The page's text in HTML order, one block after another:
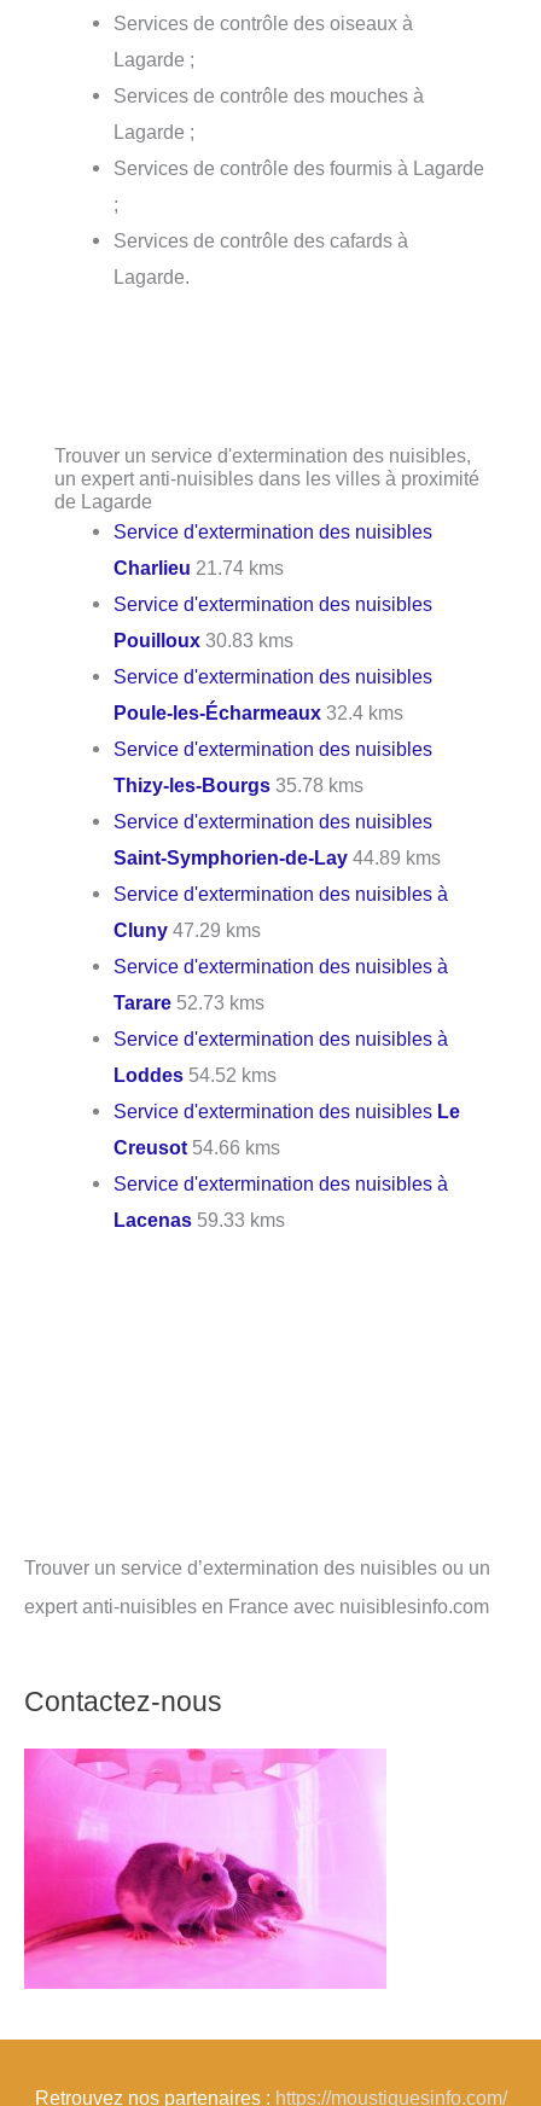
Services de contrôle des oiseaux à
Lagarde ;
Services de contrôle des mouches à
Lagarde ;
Services de contrôle des fourmis à Lagarde
;
Services de contrôle des cafards à
Lagarde.
Trouver un service d'extermination des nuisibles,
un expert anti-nuisibles dans les villes à proximité
de Lagarde
Service d'extermination des nuisibles
Charlieu 21.74 kms
Service d'extermination des nuisibles
Pouilloux 30.83 kms
Service d'extermination des nuisibles
Poule-les-Écharmeaux 32.4 kms
Service d'extermination des nuisibles
Thizy-les-Bourgs 35.78 kms
Service d'extermination des nuisibles
Saint-Symphorien-de-Lay 44.89 kms
Service d'extermination des nuisibles à
Cluny 47.29 kms
Service d'extermination des nuisibles à
Tarare 52.73 kms
Service d'extermination des nuisibles à
Loddes 54.52 kms
Service d'extermination des nuisibles Le
Creusot 54.66 kms
Service d'extermination des nuisibles à
Lacenas 59.33 kms
Trouver un service d’extermination des nuisibles ou un
expert anti-nuisibles en France avec nuisiblesinfo.com
Contactez-nous
Retrouvez nos partenaires : https://moustiquesinfo.com/